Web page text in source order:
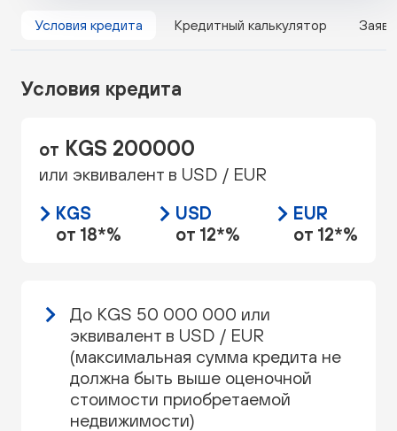
Условия кредита Кредитный калькулятор
Условия кредита
от KGS 200000
или эквивалент в USD / EUR
KGS
от 18*%
USD
от 12*%
EUR
от 12*%
До KGS 50 000 000 или
эквивалент в USD / EUR
(максимальная сумма кредита не
должна быть выше оценочной
стоимости приобретаемой
недвижимости)